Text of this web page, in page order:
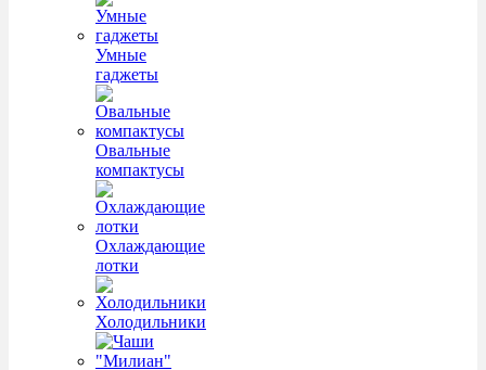
Умные
гаджеты
Овальные
компактусы
Охлаждающие
лотки
Холодильники